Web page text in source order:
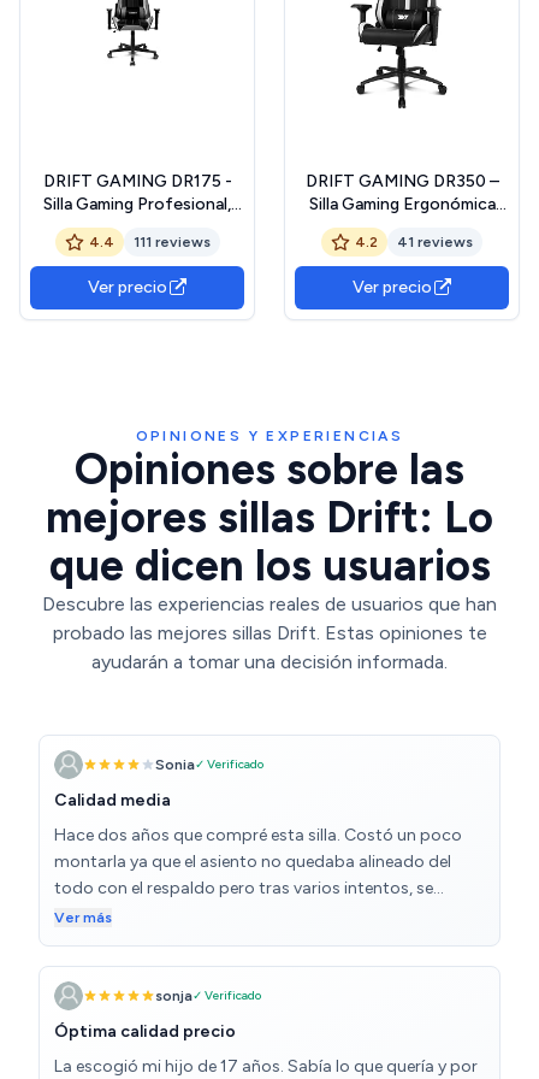
DRIFT GAMING DR175 -
Silla Gaming Profesional,
polipiel, reposabrazos
ajustables 2D, pistón clase
4, giratoria, mecanismo de
mariposa, cojín lumbar y
cervical, color
4.4 111 reviews
Ver precio
DRIFT GAMING DR350 –
Silla Gaming Ergonómica
Profesional con
Reposabrazos 4D, Cojines
Lumbar y Cervical, Inclinable
135º, Ruedas Silenciosas –
Negra/Blanca
4.2 41 reviews
Ver precio
OPINIONES Y EXPERIENCIAS
Opiniones sobre las
mejores sillas Drift: Lo
que dicen los usuarios
Descubre las experiencias reales de usuarios que han
probado las mejores sillas Drift. Estas opiniones te
ayudarán a tomar una decisión informada.
Sonia✓ Verificado
Calidad media
Hace dos años que compré esta silla. Costó un poco
montarla ya que el asiento no quedaba alineado del
todo con el respaldo pero tras varios intentos, se
consiguió y desde entonces no ha habido más
problemas a este respecto ni se ha vuelto a desnivelar.
La silla es robusta, pesa bastante, el material es de
plástico duro y debo decir que, a pesar de que he visto
en varias reseñas que las ruedas hacían mucho ruido, en
nuestro caso no ha sido así en absoluto. A la hora de
sentarse, se nota robusta y confortable, aunque es
Ver más
sonja✓ Verificado
Óptima calidad precio
La escogió mi hijo de 17 años. Sabía lo que quería y por